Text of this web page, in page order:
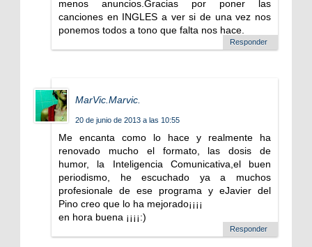
menos anuncios.Gracias por poner las
canciones en INGLES a ver si de una vez nos
ponemos todos a tono que falta nos hace.
Responder
MarVic.Marvic.
20 de junio de 2013 a las 10:55
Me encanta como lo hace y realmente ha
renovado mucho el formato, las dosis de
humor, la Inteligencia Comunicativa,el buen
periodismo, he escuchado ya a muchos
profesionale de ese programa y eJavier del
Pino creo que lo ha mejorado¡¡¡¡
en hora buena ¡¡¡¡:)
Responder